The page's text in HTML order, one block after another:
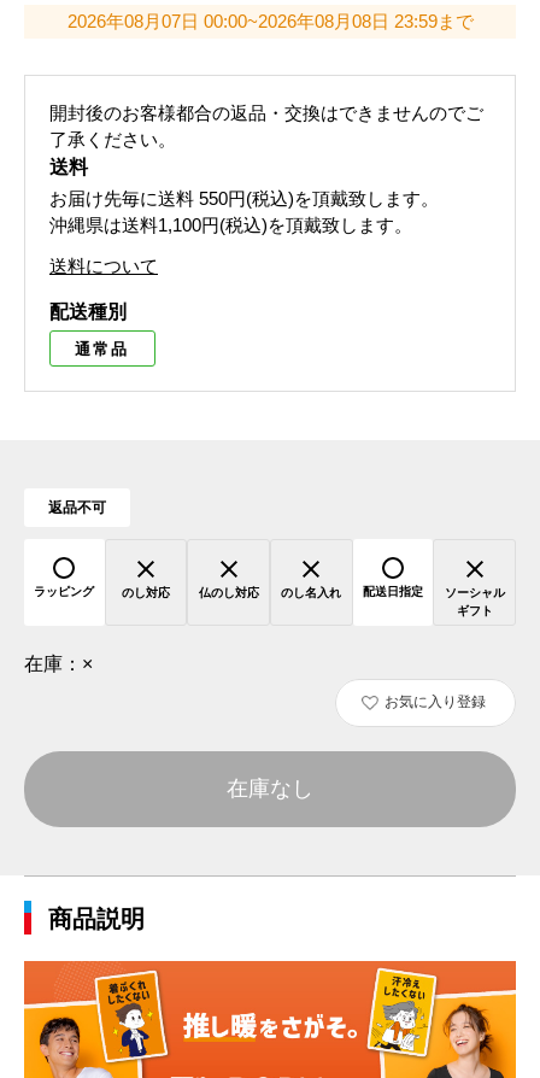
2026年08月07日 00:00~2026年08月08日 23:59まで
開封後のお客様都合の返品・交換はできませんのでご
了承ください。
送料
お届け先毎に送料 550円(税込)を頂戴致します。
沖縄県は送料1,100円(税込)を頂戴致します。
送料について
配送種別
通常品
返品不可
ラッピング のし対応 仏のし対応 のし名入れ 配送日指定
ソーシャル
ギフト
在庫： ×
お気に入り登録
在庫なし
商品説明